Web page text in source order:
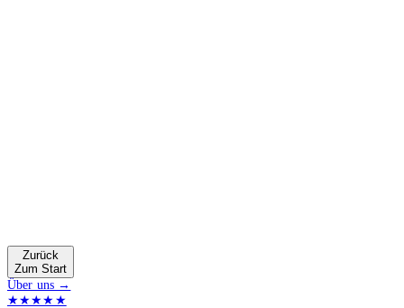
Zurück
Zum Start
Über uns →
★★★★★